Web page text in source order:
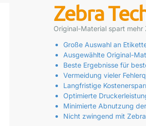
Zebra
Original-Material spart mehr
Große Auswahl an
Ausgewählte Original-
Beste Ergebnisse für
Vermeidung vieler
Langfristige
Optimierte
Minimierte Abnutzung
Nicht zwingend mit